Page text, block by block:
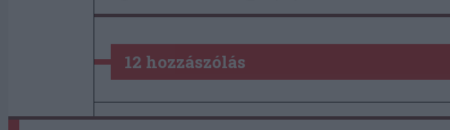
12 hozzászólás